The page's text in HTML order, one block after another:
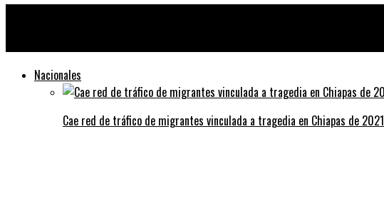
Nacionales
Cae red de tráfico de migrantes vinculada a tragedia en Chiapas de 2021